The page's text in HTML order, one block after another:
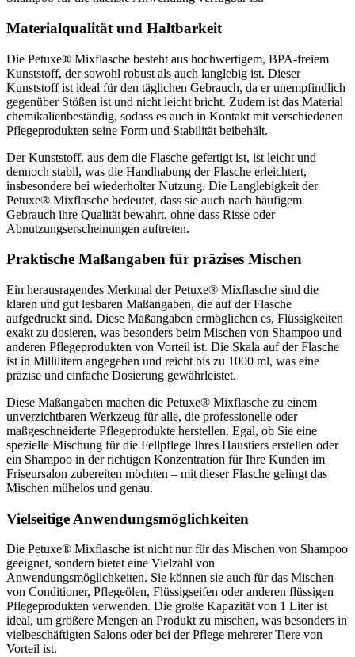
Materialqualität und Haltbarkeit
Die Petuxe® Mixflasche besteht aus hochwertigem, BPA-freiem
Kunststoff, der sowohl robust als auch langlebig ist. Dieser
Kunststoff ist ideal für den täglichen Gebrauch, da er unempfindlich
gegenüber Stößen ist und nicht leicht bricht. Zudem ist das Material
chemikalienbeständig, sodass es auch in Kontakt mit verschiedenen
Pflegeprodukten seine Form und Stabilität beibehält.
Der Kunststoff, aus dem die Flasche gefertigt ist, ist leicht und
dennoch stabil, was die Handhabung der Flasche erleichtert,
insbesondere bei wiederholter Nutzung. Die Langlebigkeit der
Petuxe® Mixflasche bedeutet, dass sie auch nach häufigem
Gebrauch ihre Qualität bewahrt, ohne dass Risse oder
Abnutzungserscheinungen auftreten.
Praktische Maßangaben für präzises Mischen
Ein herausragendes Merkmal der Petuxe® Mixflasche sind die
klaren und gut lesbaren Maßangaben, die auf der Flasche
aufgedruckt sind. Diese Maßangaben ermöglichen es, Flüssigkeiten
exakt zu dosieren, was besonders beim Mischen von Shampoo und
anderen Pflegeprodukten von Vorteil ist. Die Skala auf der Flasche
ist in Millilitern angegeben und reicht bis zu 1000 ml, was eine
präzise und einfache Dosierung gewährleistet.
Diese Maßangaben machen die Petuxe® Mixflasche zu einem
unverzichtbaren Werkzeug für alle, die professionelle oder
maßgeschneiderte Pflegeprodukte herstellen. Egal, ob Sie eine
spezielle Mischung für die Fellpflege Ihres Haustiers erstellen oder
ein Shampoo in der richtigen Konzentration für Ihre Kunden im
Friseursalon zubereiten möchten – mit dieser Flasche gelingt das
Mischen mühelos und genau.
Vielseitige Anwendungsmöglichkeiten
Die Petuxe® Mixflasche ist nicht nur für das Mischen von Shampoo
geeignet, sondern bietet eine Vielzahl von
Anwendungsmöglichkeiten. Sie können sie auch für das Mischen
von Conditioner, Pflegeölen, Flüssigseifen oder anderen flüssigen
Pflegeprodukten verwenden. Die große Kapazität von 1 Liter ist
ideal, um größere Mengen an Produkt zu mischen, was besonders in
vielbeschäftigten Salons oder bei der Pflege mehrerer Tiere von
Vorteil ist.